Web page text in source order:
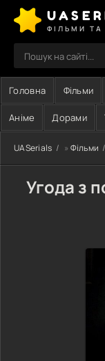
ФІЛЬМИ ТА
Головна Фільми
Аніме Дорами
UASerials » Фільми
Угода з